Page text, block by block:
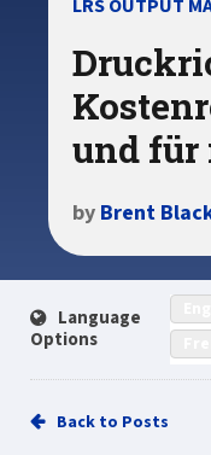
LRS OUTPUT
und für
by Brent
Language
Options
Back to Posts